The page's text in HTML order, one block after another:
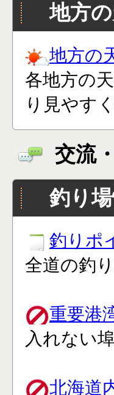
地方
地方の
各地方の
り見やす
交流
釣り
釣りポ
全道の釣
重要港
入れない
北海道